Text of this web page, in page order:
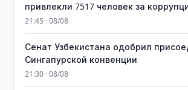
привлекли 7517 человек за
21:45 · 08/08
Сенат Узбекистана одобрил
Сингапурской конвенции
21:30 · 08/08